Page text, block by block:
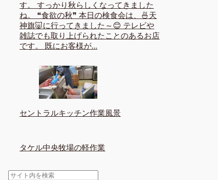
す。 すっかり秋らしくなってきました
ね。 ❝食欲の秋❞ 本日の検食会は、🍜天
神旗🐷に行ってきました～😊 テレビや
雑誌でも取り上げられたことのあるお店
です。 既にお客様が...
セントラルキッチン作業風景
タケル中央牧場の軽作業